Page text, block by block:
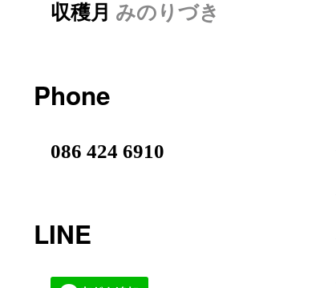
収穫月 みのりづき
Phone
086 424 6910
LINE